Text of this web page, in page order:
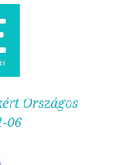
Országos
06